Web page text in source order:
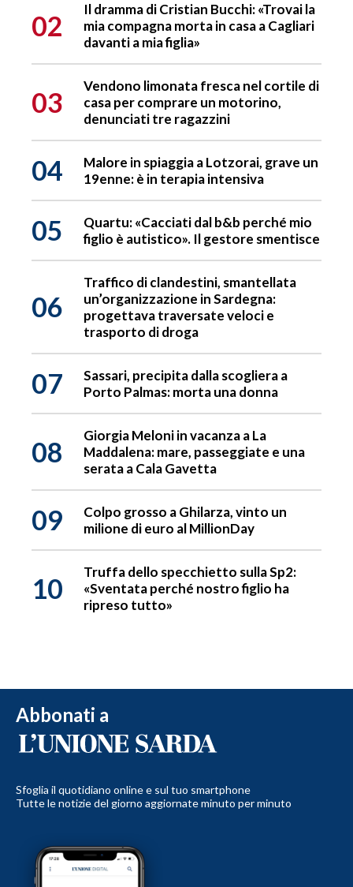
02
Il dramma di Cristian Bucchi: «Trovai la
mia compagna morta in casa a Cagliari
davanti a mia figlia»
03
Vendono limonata fresca nel cortile di
casa per comprare un motorino,
denunciati tre ragazzini
04
Malore in spiaggia a Lotzorai, grave un
19enne: è in terapia intensiva
05
Quartu: «Cacciati dal b&b perché mio
figlio è autistico». Il gestore smentisce
06
Traffico di clandestini, smantellata
un’organizzazione in Sardegna:
progettava traversate veloci e
trasporto di droga
07
Sassari, precipita dalla scogliera a
Porto Palmas: morta una donna
08
Giorgia Meloni in vacanza a La
Maddalena: mare, passeggiate e una
serata a Cala Gavetta
09
Colpo grosso a Ghilarza, vinto un
milione di euro al MillionDay
10
Truffa dello specchietto sulla Sp2:
«Sventata perché nostro figlio ha
ripreso tutto»
Abbonati a
Sfoglia il quotidiano online e sul tuo smartphone
Tutte le notizie del giorno aggiornate minuto per minuto